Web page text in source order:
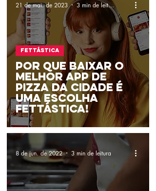
Por que Baixar o
Melhor App de
Pizza Da Cidade é
uma escolha
Fettástica!
Fettástica
21 de mai. de 2023 3 min de leitura
8 de jun. de 2022 3 min de leitura